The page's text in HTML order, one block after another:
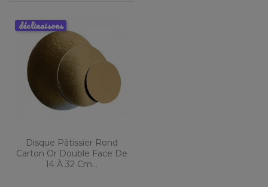
Disque Pâtissier Rond
Carton Or Double Face De
14 À 32 Cm...
déclinaisons